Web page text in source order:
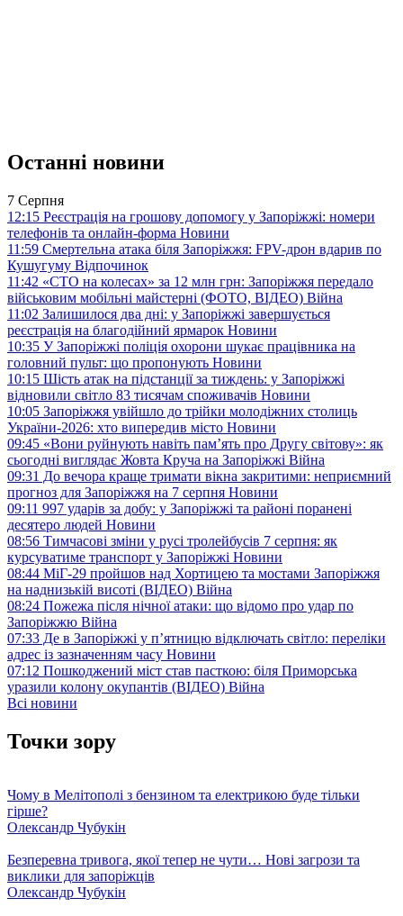
Останні новини
7 Серпня
12:15 Реєстрація на грошову допомогу у Запоріжжі: номери
телефонів та онлайн-форма Новини
11:59 Смертельна атака біля Запоріжжя: FPV-дрон вдарив по
Кушугуму Відпочинок
11:42 «СТО на колесах» за 12 млн грн: Запоріжжя передало
військовим мобільні майстерні (ФОТО, ВІДЕО) Війна
11:02 Залишилося два дні: у Запоріжжі завершується
реєстрація на благодійний ярмарок Новини
10:35 У Запоріжжі поліція охорони шукає працівника на
головний пульт: що пропонують Новини
10:15 Шість атак на підстанції за тиждень: у Запоріжжі
відновили світло 83 тисячам споживачів Новини
10:05 Запоріжжя увійшло до трійки молодіжних столиць
України-2026: хто випередив місто Новини
09:45 «Вони руйнують навіть пам’ять про Другу світову»: як
сьогодні виглядає Жовта Круча на Запоріжжі Війна
09:31 До вечора краще тримати вікна закритими: неприємний
прогноз для Запоріжжя на 7 серпня Новини
09:11 997 ударів за добу: у Запоріжжі та районі поранені
десятеро людей Новини
08:56 Тимчасові зміни у русі тролейбусів 7 серпня: як
курсуватиме транспорт у Запоріжжі Новини
08:44 МіГ-29 пройшов над Хортицею та мостами Запоріжжя
на наднизькій висоті (ВІДЕО) Війна
08:24 Пожежа після нічної атаки: що відомо про удар по
Запоріжжю Війна
07:33 Де в Запоріжжі у п’ятницю відключать світло: переліки
адрес із зазначенням часу Новини
07:12 Пошкоджений міст став пасткою: біля Приморська
уразили колону окупантів (ВІДЕО) Війна
Всі новини
Точки зору
Чому в Мелітополі з бензином та електрикою буде тільки
гірше?
Олександр Чубукін
Безперевна тривога, якої тепер не чути… Нові загрози та
виклики для запоріжців
Олександр Чубукін